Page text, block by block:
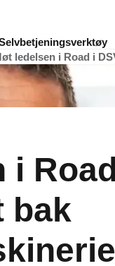
ledelsen i Road i
i
bak